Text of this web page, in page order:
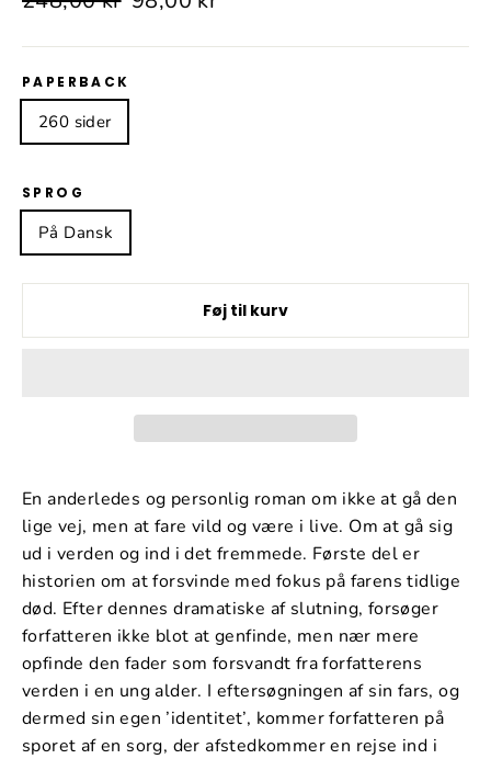
PAPERBACK
260 sider
SPROG
På Dansk
Føj til kurv
En anderledes og personlig roman om ikke at gå den
lige vej, men at fare vild og være i live. Om at gå sig
ud i verden og ind i det fremmede. Første del er
historien om at forsvinde med fokus på farens tidlige
død. Efter dennes dramatiske af­ slutning, forsøger
forfatteren ikke blot at genfinde, men nær­ mere
opfinde den fader som forsvandt fra forfatterens
verden i en ung alder. I eftersøgningen af sin fars, og
dermed sin egen ’identitet’, kommer forfatteren på
sporet af en sorg, der afstedkommer en rejse ind i